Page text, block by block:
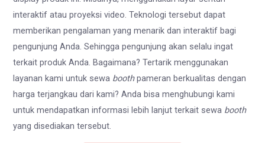
interaktif atau proyeksi video. Teknologi tersebut dapat
memberikan pengalaman yang menarik dan interaktif bagi
pengunjung Anda. Sehingga pengunjung akan selalu ingat
terkait produk Anda. Bagaimana? Tertarik menggunakan
layanan kami untuk sewa boothpameran berkualitas dengan
harga terjangkau dari kami? Anda bisa menghubungi kami
untuk mendapatkan informasi lebih lanjut terkait sewa booth
yang disediakan tersebut.